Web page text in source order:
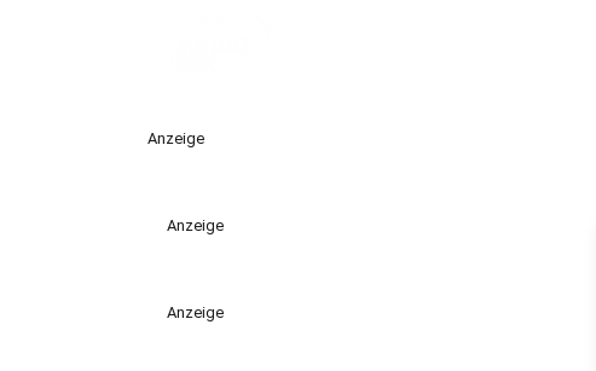
Anzeige
Anzeige
Anzeige